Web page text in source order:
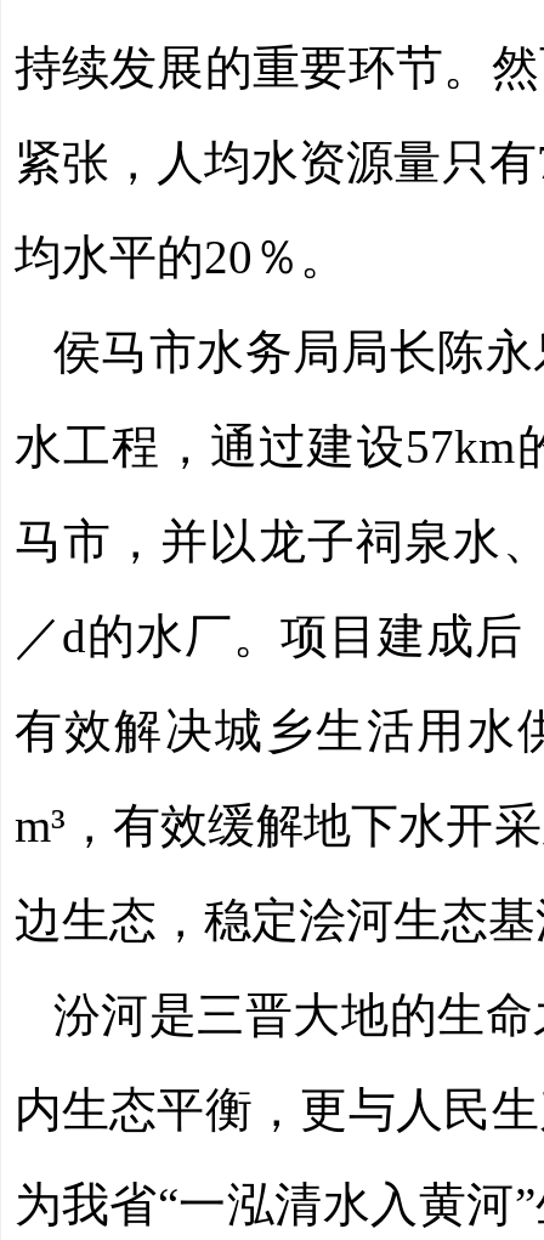
持续发展的重要环节。
紧张，人均水资源量只有
均水平的20％。
侯马市水务局局长陈
水工程，通过建设
马市，并以龙子祠泉水
／d的水厂。项目建成后
有效解决城乡生活用水
m³ ，有效缓解地下水开
边生态，稳定浍河生态
汾河是三晋大地的生
内生态平衡，更与人民
为我省“一泓清水入黄河